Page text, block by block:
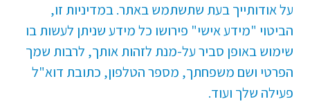
על אודותייך בעת שתשתמש באתר. במדיניות זו,
הביטוי "מידע אישי" פירושו כל מידע שניתן לעשות בו
שימוש באופן סביר על-מנת לזהות אותך, לרבות שמך
הפרטי ושם משפחתך, מספר הטלפון, כתובת דוא"ל
פעילה שלך ועוד.